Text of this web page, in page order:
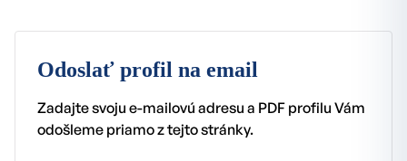
Odoslať profil na email
Zadajte svoju e-mailovú adresu a PDF profilu Vám
odošleme priamo z tejto stránky.